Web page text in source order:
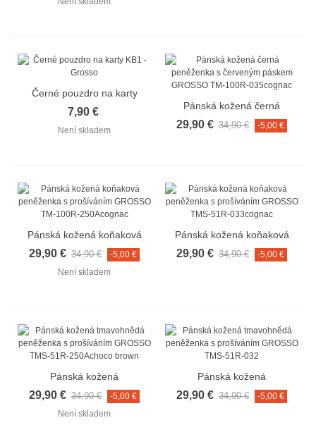
76110
Černé pouzdro na karty
KB1 - Grosso
7,90 €
Není skladem
Pánská kožená černá
peněženka s červeným
páskem GROSSO TM-
29,90 € 34,90 € -5,00 €
Pánská kožená koňaková
peněženka s prošíváním
GROSSO TM-100R-
250Acognac
29,90 € 34,90 €
-5,00 €
Není skladem
Pánská kožená koňaková
peněženka s prošíváním
GROSSO TMS-51R-
29,90 € 34,90 € -5,00 €
Pánská kožená
tmavohnědá peněženka s
prošíváním GROSSO TMS-
51R-250Achoco brown
29,90 € 34,90 €
-5,00 €
Není skladem
Pánská kožená
tmavohnědá peněženka s
prošíváním GROSSO TMS-
29,90 € 34,90 € -5,00 €